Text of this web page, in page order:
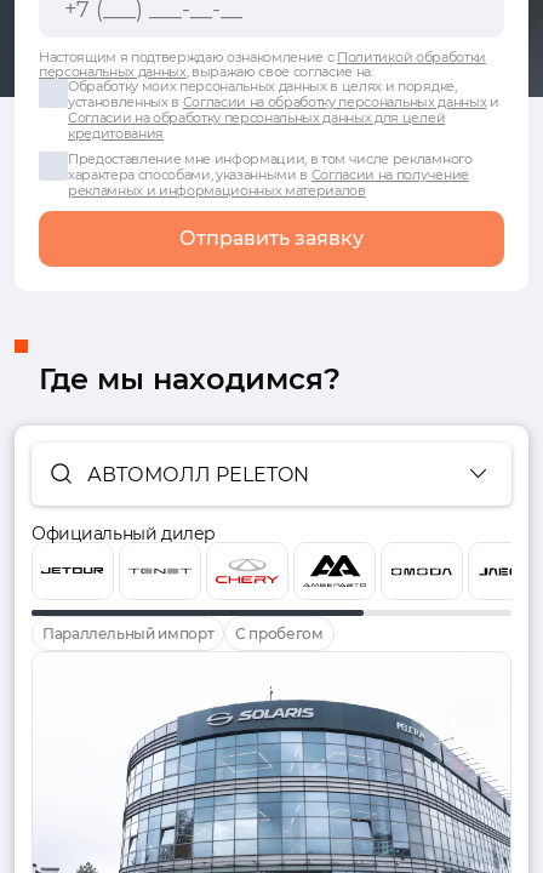
Настоящим я подтверждаю ознакомление с Политикой обработки
персональных данных, выражаю свое согласие на:
Обработку моих персональных данных в целях и порядке,
установленных в Согласии на обработку персональных данныхи
Согласии на обработку персональных данных для целей
кредитования
Предоставление мне информации, в том числе рекламного
характера способами, указанными в Согласии на получение
рекламных и информационных материалов
Отправить заявку
Где мы находимся?
АВТОМОЛЛ PELETON
Официальный дилер
Параллельный импорт С пробегом